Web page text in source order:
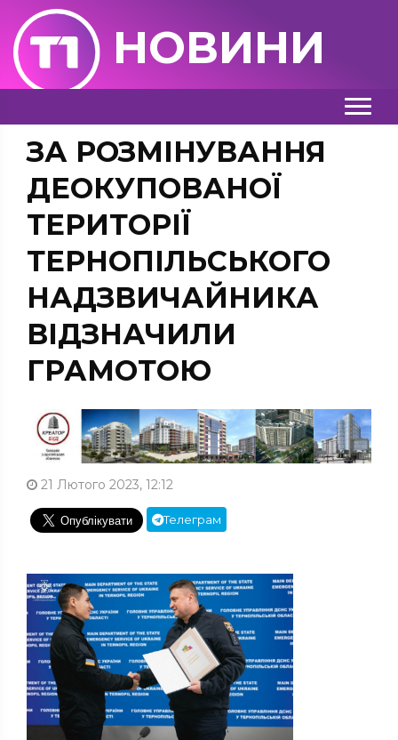
НОВИНИ
ЗА РОЗМІНУВАННЯ
ДЕОКУПОВАНОЇ
ТЕРИТОРІЇ
ТЕРНОПІЛЬСЬКОГО
НАДЗВИЧАЙНИКА
ВІДЗНАЧИЛИ
ГРАМОТОЮ
21 Лютого 2023, 12:12
Телеграм